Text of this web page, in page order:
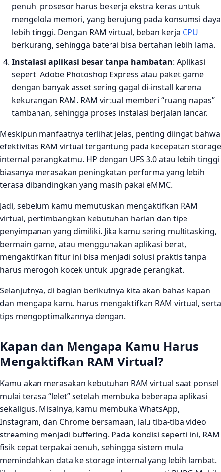
penuh, prosesor harus bekerja ekstra keras untuk
mengelola memori, yang berujung pada konsumsi daya
lebih tinggi. Dengan RAM virtual, beban kerja CPU
berkurang, sehingga baterai bisa bertahan lebih lama.
Instalasi aplikasi besar tanpa hambatan: Aplikasi
seperti Adobe Photoshop Express atau paket game
dengan banyak asset sering gagal di‑install karena
kekurangan RAM. RAM virtual memberi “ruang napas”
tambahan, sehingga proses instalasi berjalan lancar.
Meskipun manfaatnya terlihat jelas, penting diingat bahwa
efektivitas RAM virtual tergantung pada kecepatan storage
internal perangkatmu. HP dengan UFS 3.0 atau lebih tinggi
biasanya merasakan peningkatan performa yang lebih
terasa dibandingkan yang masih pakai eMMC.
Jadi, sebelum kamu memutuskan mengaktifkan RAM
virtual, pertimbangkan kebutuhan harian dan tipe
penyimpanan yang dimiliki. Jika kamu sering multitasking,
bermain game, atau menggunakan aplikasi berat,
mengaktifkan fitur ini bisa menjadi solusi praktis tanpa
harus merogoh kocek untuk upgrade perangkat.
Selanjutnya, di bagian berikutnya kita akan bahas kapan
dan mengapa kamu harus mengaktifkan RAM virtual, serta
tips mengoptimalkannya dengan.
Kapan dan Mengapa Kamu Harus
Mengaktifkan RAM Virtual?
Kamu akan merasakan kebutuhan RAM virtual saat ponsel
mulai terasa “lelet” setelah membuka beberapa aplikasi
sekaligus. Misalnya, kamu membuka WhatsApp,
Instagram, dan Chrome bersamaan, lalu tiba‑tiba video
streaming menjadi buffering. Pada kondisi seperti ini, RAM
fisik cepat terpakai penuh, sehingga sistem mulai
memindahkan data ke storage internal yang lebih lambat.